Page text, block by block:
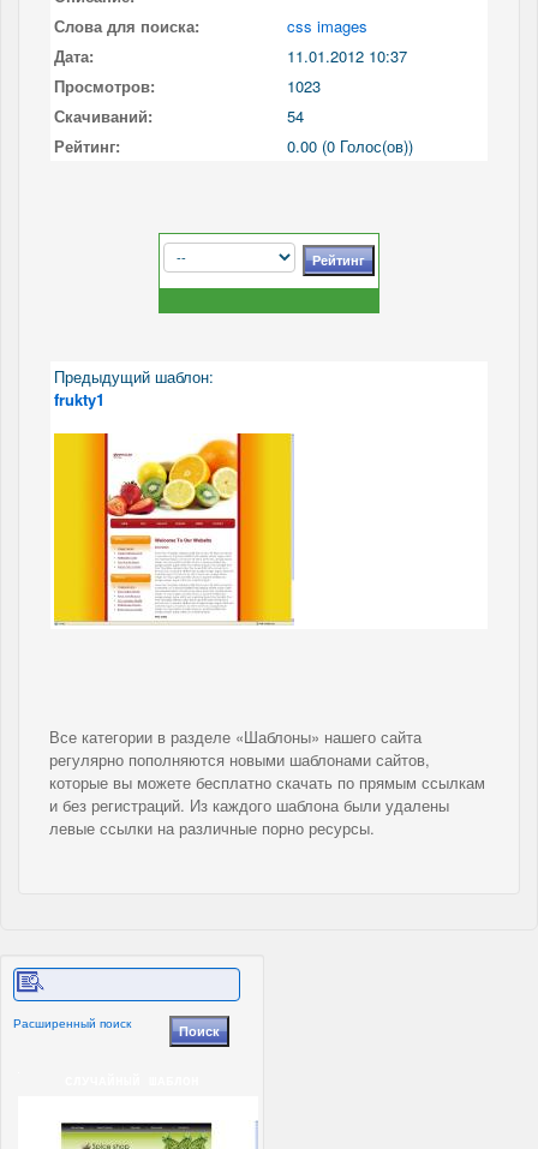
Слова для поиска:
css images
Дата:
11.01.2012 10:37
Просмотров:
1023
Скачиваний:
54
Рейтинг:
0.00 (0 Голос(ов))
Предыдущий шаблон:
frukty1
Все категории в разделе «Шаблоны» нашего сайта
регулярно пополняются новыми шаблонами сайтов,
которые вы можете бесплатно скачать по прямым ссылкам
и без регистраций. Из каждого шаблона были удалены
левые ссылки на различные порно ресурсы.
Расширенный поиск